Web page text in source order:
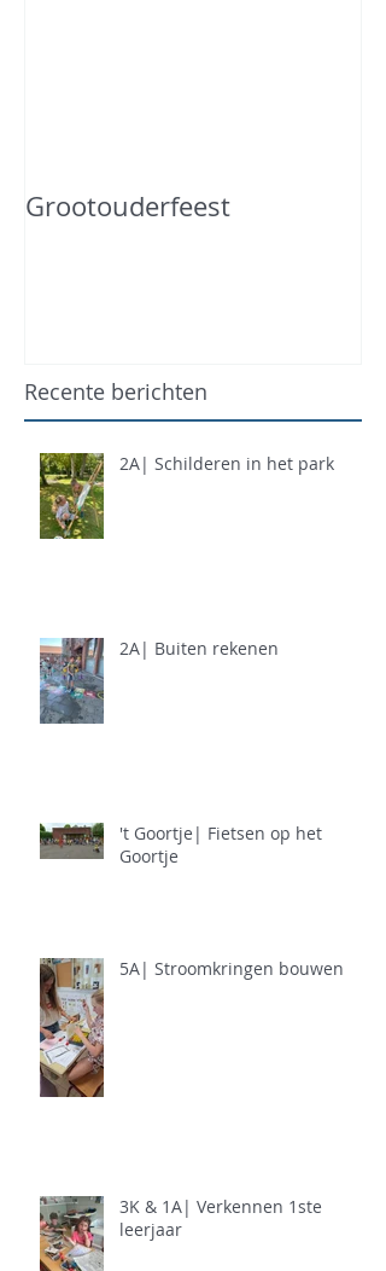
Grootouderfeest
Recente berichten
2A| Schilderen in het park
2A| Buiten rekenen
't Goortje| Fietsen op het
Goortje
5A| Stroomkringen bouwen
3K & 1A| Verkennen 1ste
leerjaar